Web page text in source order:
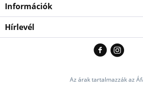
Információk
Hírlevél
Az árak tartalmazzák az